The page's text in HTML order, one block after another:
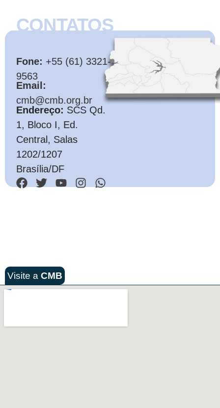
CONTATOS
Fone: +55 (61) 3321-
9563
Email:
cmb@cmb.org.br
Endereço: SCS Qd.
1, Bloco I, Ed.
Central, Salas
1202/1207
Brasília/DF
Visite a CMB